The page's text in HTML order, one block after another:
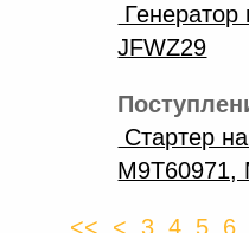
JFWZ29
Стартер
M9T60971,
<< < 3 4 5 6